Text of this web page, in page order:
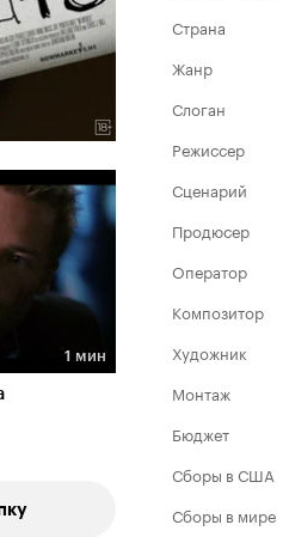
1 мин
Страна
Жанр
Слоган
Режиссер
Сценарий
Продюсер
Оператор
Композитор
Художник
Монтаж
Бюджет
Сборы в США
Сборы в мире